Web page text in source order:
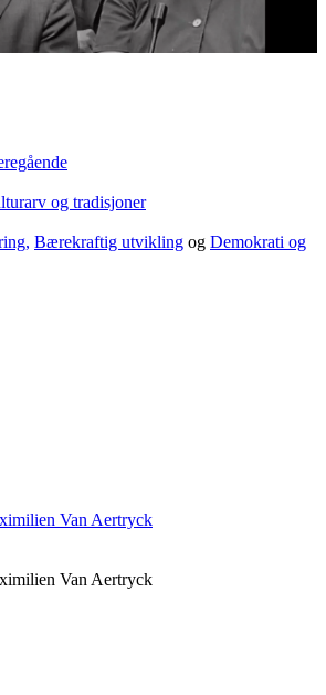
og tradisjoner
Bærekraftig utvikling og Demokrati og
Van Aertryck
Van Aertryck